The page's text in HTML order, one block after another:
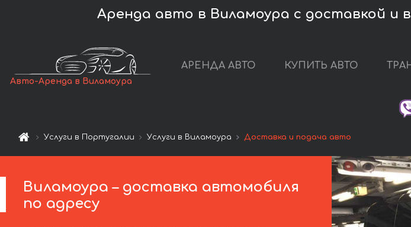
Аренда авто в Виламоура с доставкой и
Авто-Аренда в Виламоура
АРЕНДА АВТО КУПИТЬ АВТО
Услуги в Португалии Услуги в Виламоура Доставка и подача авто
Виламоура – доставка автомобиля
по адресу